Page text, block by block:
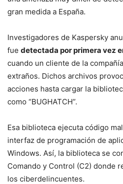
gran medida a España.
Investigadores de Kaspersky
fue detectada por primera vez
cuando un cliente de la
extraños. Dichos archivos
acciones hasta cargar la
como “BUGHATCH”.
Esa biblioteca ejecuta código
interfaz de programación de
Windows. Así, la biblioteca se
Comando y Control (C2) donde
los ciberdelincuentes.